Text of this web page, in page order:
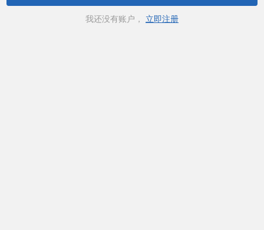
我还没有账户， 立即注册